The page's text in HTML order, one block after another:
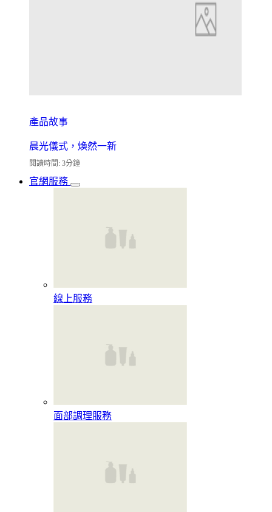
產品故事
晨光儀式，煥然一新
閱讀時間: 3分鐘
官網服務
線上服務
面部調理服務